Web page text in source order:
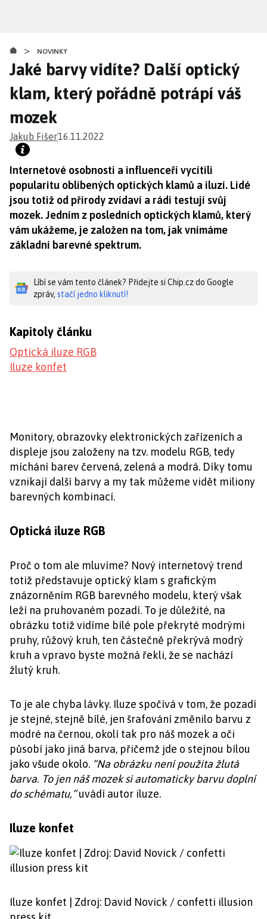
obsahu
> NOVINKY
Jaké barvy vidíte? Další optický
klam, který pořádně potrápí váš
mozek
Jakub Fišer16.11.2022
Internetové osobnosti a influenceři vycítili
popularitu oblíbených optických klamů a iluzí. Lidé
jsou totiž od přírody zvídaví a rádi testují svůj
mozek. Jedním z posledních optických klamů, který
vám ukážeme, je založen na tom, jak vnímáme
základní barevné spektrum.
Líbí se vám tento článek? Přidejte si Chip.cz do Google
zpráv, stačí jedno kliknutí!
Kapitoly článku
Optická iluze RGB
Iluze konfet
Monitory, obrazovky elektronických zařízeních a
displeje jsou založeny na tzv. modelu RGB, tedy
míchání barev červená, zelená a modrá. Díky tomu
vznikají další barvy a my tak můžeme vidět miliony
barevných kombinací.
Optická iluze RGB
Proč o tom ale mluvíme? Nový internetový trend
totiž představuje optický klam s grafickým
znázorněním RGB barevného modelu, který však
leží na pruhovaném pozadí. To je důležité, na
obrázku totiž vidíme bílé pole překryté modrými
pruhy, růžový kruh, ten částečně překrývá modrý
kruh a vpravo byste možná řekli, že se nachází
žlutý kruh.
To je ale chyba lávky. Iluze spočívá v tom, že pozadí
je stejné, stejně bílé, jen šrafování změnilo barvu z
modré na černou, okolí tak pro náš mozek a oči
působí jako jiná barva, přičemž jde o stejnou bílou
jako všude okolo. “Na obrázku není použita žlutá
barva. To jen náš mozek si automaticky barvu doplní
do schématu,”uvádí autor iluze.
Iluze konfet
Iluze konfet | Zdroj: David Novick / confetti illusion